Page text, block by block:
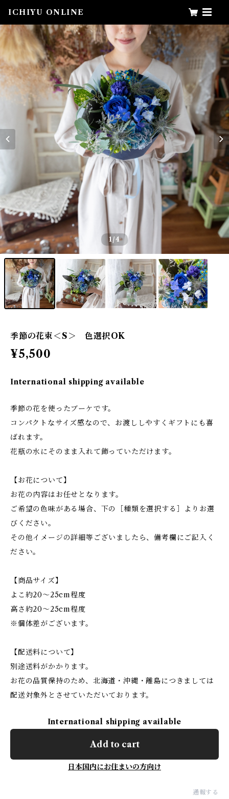
ICHIYU ONLINE
1/4
季節の花束＜S＞ 色選択OK
¥5,500
International shipping available
季節の花を使ったブーケです。
コンパクトなサイズ感なので、お渡ししやすくギフトにも喜
ばれます。
花瓶の水にそのまま入れて飾っていただけます。
【お花について】
お花の内容はお任せとなります。
ご希望の色味がある場合、下の［種類を選択する］よりお選
びください。
その他イメージの詳細等ございましたら、備考欄にご記入く
ださい。
【商品サイズ】
よこ約20～25cm程度
高さ約20～25cm程度
※個体差がございます。
【配送料について】
別途送料がかかります。
お花の品質保持のため、北海道・沖縄・離島につきましては
配送対象外とさせていただいております。
International shipping available
Add to cart
日本国内にお住まいの方向け
通報する